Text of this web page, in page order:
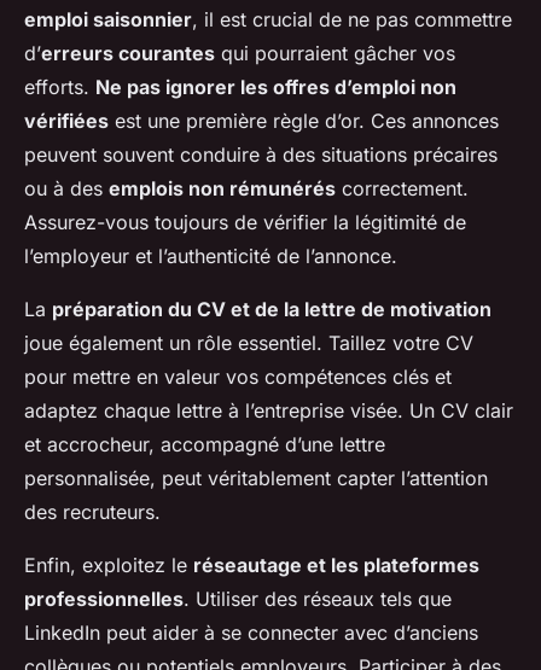
emploi saisonnier, il est crucial de ne pas commettre
d’erreurs courantes qui pourraient gâcher vos
efforts. Ne pas ignorer les offres d’emploi non
vérifiées est une première règle d’or. Ces annonces
peuvent souvent conduire à des situations précaires
ou à des emplois non rémunérés correctement.
Assurez-vous toujours de vérifier la légitimité de
l’employeur et l’authenticité de l’annonce.
La préparation du CV et de la lettre de motivation
joue également un rôle essentiel. Taillez votre CV
pour mettre en valeur vos compétences clés et
adaptez chaque lettre à l’entreprise visée. Un CV clair
et accrocheur, accompagné d’une lettre
personnalisée, peut véritablement capter l’attention
des recruteurs.
Enfin, exploitez le réseautage et les plateformes
professionnelles. Utiliser des réseaux tels que
LinkedIn peut aider à se connecter avec d’anciens